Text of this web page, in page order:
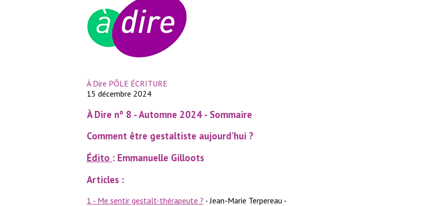
À Dire PÔLE ÉCRITURE
15 décembre 2024
À Dire n° 8 - Automne 2024 - Sommaire
Comment être gestaltiste aujourd’hui ?
Édito : Emmanuelle Gilloots
Articles :
1 - Me sentir gestalt-thérapeute ? - Jean-Marie Terpereau -